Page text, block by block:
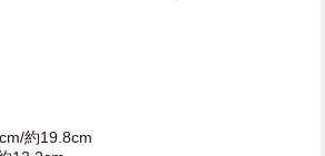
約19.8cm